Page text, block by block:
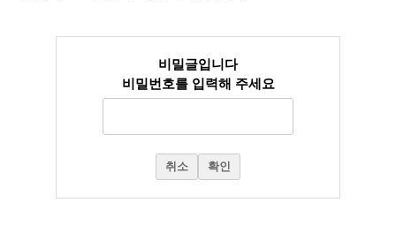
비밀글입니다
비밀번호를 입력해 주세요
취소 확인